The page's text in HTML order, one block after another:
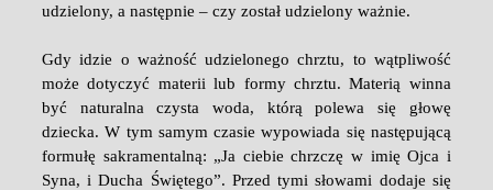
udzielony, a następnie – czy został udzielony ważnie.
Gdy idzie o ważność udzielonego chrztu, to wątpliwość
może dotyczyć materii lub formy chrztu. Materią winna
być naturalna czysta woda, którą polewa się głowę
dziecka. W tym samym czasie wypowiada się następującą
formułę sakramentalną: „Ja ciebie chrzczę w imię Ojca i
Syna, i Ducha Świętego”. Przed tymi słowami dodaje się